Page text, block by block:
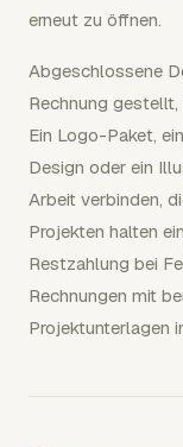
erneut zu öffnen.
Abgeschlossene
Rechnung
Ein Logo-Paket,
Design oder ein
Arbeit verbinden,
Projekten halten
Restzahlung bei
Rechnungen mit
Projektunterlagen